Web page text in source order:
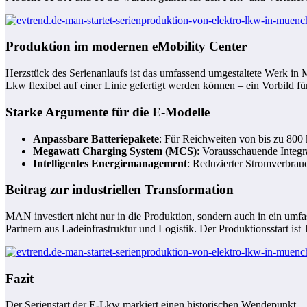
Produktion im modernen eMobility Center
Herzstück des Serienanlaufs ist das umfassend umgestaltete Werk
Lkw flexibel auf einer Linie gefertigt werden können – ein Vorbild
Starke Argumente für die E-Modelle
Anpassbare Batteriepakete: Für Reichweiten von bis zu 800
Megawatt Charging System (MCS): Vorausschauende
Intelligentes Energiemanagement: Reduzierter
Beitrag zur industriellen Transformation
MAN investiert nicht nur in die Produktion, sondern auch in ein
Partnern aus Ladeinfrastruktur und Logistik. Der Produktionsstart
Fazit